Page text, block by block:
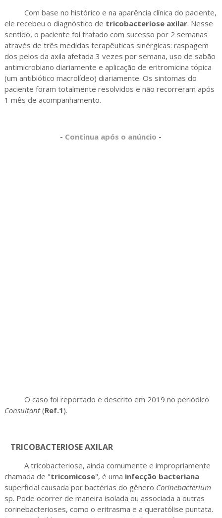
Com base no histórico e na aparência clínica do paciente,
ele recebeu o diagnóstico de tricobacteriose axilar. Nesse
sentido, o paciente foi tratado com sucesso por 2 semanas
através de três medidas terapêuticas sinérgicas: raspagem
dos pelos da axila afetada 3 vezes por semana, uso de sabão
antimicrobiano diariamente e aplicação de eritromicina tópica
(um antibiótico macrolídeo) diariamente. Os sintomas do
paciente foram totalmente resolvidos e não recorreram após
1 mês de acompanhamento.
- Continua após o anúncio -
O caso foi reportado e descrito em 2019 no periódico
Consultant(Ref.1).
TRICOBACTERIOSE AXILAR
A tricobacteriose, ainda comumente e impropriamente
chamada de "tricomicose", é uma infecção bacteriana
superficial causada por bactérias do gênero Corinebacterium
sp. Pode ocorrer de maneira isolada ou associada a outras
corinebacterioses, como o eritrasma e a queratólise puntata.